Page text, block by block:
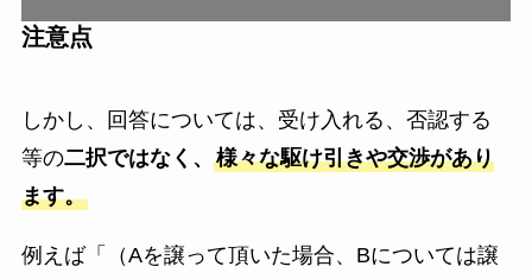
注意点
しかし、回答については、受け入れる、否認する
等の二択ではなく、 様々な駆け引きや交渉があり
ます。
例えば「（Aを譲って頂いた場合、Bについては譲